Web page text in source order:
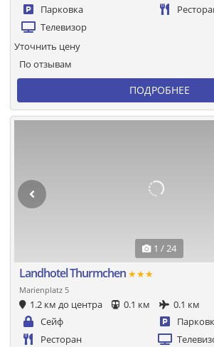
Парковка
Телевизор
По отзывам
Уточнить цену
ПОДРОБНЕЕ
1 / 24
Landhotel Thurmchen ★★★
Marienplatz 5
1.2 км до центра 0.1 км
0.1 км
Сейф
Ресторан